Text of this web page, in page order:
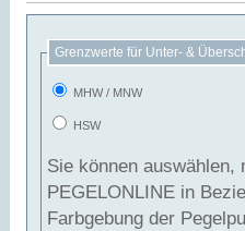
Grenzwerte für Unter- &
MHW / MNW
HSW
Sie können
PEGELONLINE in Beziehung
Farbgebung der